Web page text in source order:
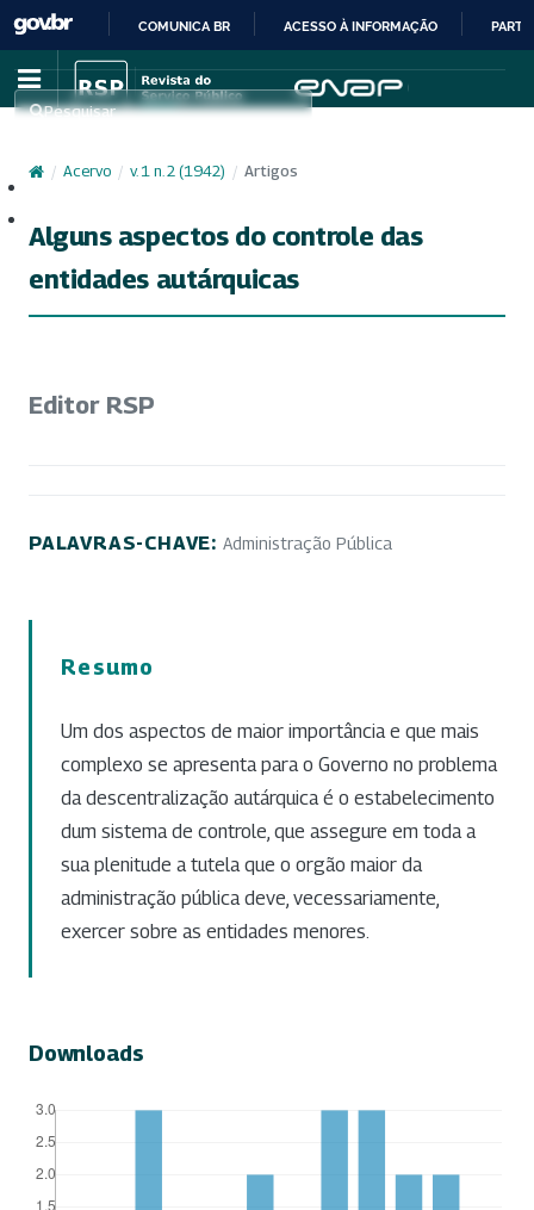
IR
PARA
CONTEÚDO
COMUNICA BR ACESSO À INFORMAÇÃO
Pesquisar
/ Acervo / v. 1 n. 2 (1942) / Artigos
Alguns aspectos do controle das
entidades autárquicas
Editor RSP
PALAVRAS-CHAVE: Administração Pública
Resumo
Um dos aspectos de maior importância e que mais
complexo se apresenta para o Governo no problema
da descentralização autárquica é o estabelecimento
dum sistema de controle, que assegure em toda a
sua plenitude a tutela que o orgão maior da
administração pública deve, vecessariamente,
exercer sobre as entidades menores.
Downloads